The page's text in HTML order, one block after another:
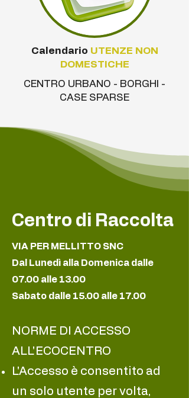
Calendario UTENZE NON
DOMESTICHE
CENTRO URBANO - BORGHI -
CASE SPARSE
Centro di Raccolta
VIA PER MELLITTO SNC
Dal Lunedì alla Domenica dalle
07.00 alle 13.00
Sabato dalle 15.00 alle 17.00
NORME DI ACCESSO
ALL'ECOCENTRO
L'Accesso è consentito ad
un solo utente per volta,